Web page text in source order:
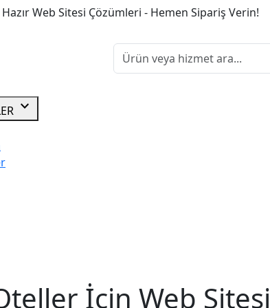
Web Sitesi Çözümleri - Hemen Sipariş Verin!
expand_more
İçin Web Sitesi